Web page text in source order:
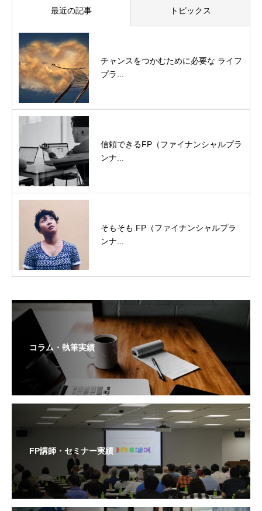
最近の記事 トピックス
チャンスをつかむために必要な ライフ
プラ...
信頼できるFP（ファイナンシャルプラ
ンナ...
そもそも FP（ファイナンシャルプラ
ンナ...
コラム・執筆実績
FP講師・セミナー実績